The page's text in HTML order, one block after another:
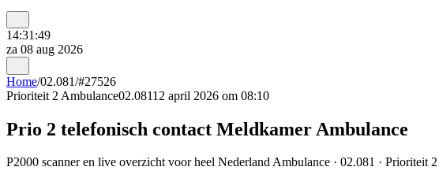
14:31:49
za 08 aug 2026
Home/02.081/#27526
Prioriteit 2 Ambulance02.08112 april 2026 om 08:10
Prio 2 telefonisch contact Meldkamer Ambulance
P2000 scanner en live overzicht voor heel Nederland Ambulance · 02.081 · Prioriteit